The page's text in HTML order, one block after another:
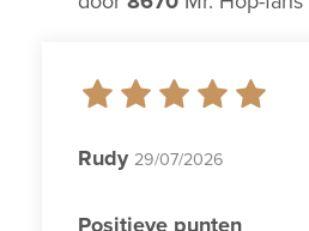
Rudy 29/07/2026